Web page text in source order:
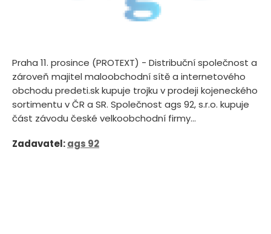
Praha 11. prosince (PROTEXT) - Distribuční společnost a
zároveň majitel maloobchodní sítě a internetového
obchodu predeti.sk kupuje trojku v prodeji kojeneckého
sortimentu v ČR a SR. Společnost ags 92, s.r.o. kupuje
část závodu české velkoobchodní firmy...
Zadavatel:ags 92